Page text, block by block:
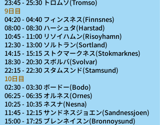
23:45 - 25:30 トロムソ(Tromso)
9日目
04:20 - 04:40 フィンスネス(Finnsnes)
08:00 - 08:30 ハーシュタ(Harstad)
10:45 - 11:00 リソイハムン(Risoyhamn)
12:30 - 13:00 ソルトラン(Sortland)
14:15 - 15:15 ストクマークネス(Stokmarknes)
18:30 - 20:30 スボルバ(Svolvar)
22:15 - 22:30 スタムスンド(Stamsund)
10日目
02:30 - 03:30 ボードー(Bodo)
06:25 - 06:35 オルネス(Ornes)
10:25 - 10:35 ネスナ(Nesna)
11:45 - 12:15 サンドネスジョエン(Sandnessjoen)
15:00 - 17:25 ブレンネイスン(Bronnoysund)